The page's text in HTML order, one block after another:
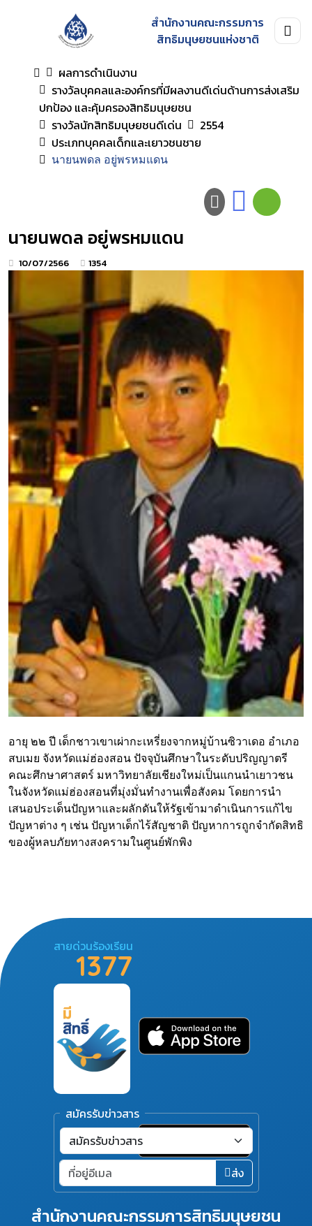
สำนักงานคณะกรรมการ
สิทธิมนุษยชนแห่งชาติ
ผลการดำเนินงาน
รางวัลบุคคลและองค์กรที่มีผลงานดีเด่นด้านการส่งเสริม
ปกป้อง และคุ้มครองสิทธิมนุษยชน
รางวัลนักสิทธิมนุษยชนดีเด่น
2554
ประเภทบุคคลเด็กและเยาวชนชาย
นายนพดล อยู่พรหมแดน
นายนพดล อยู่พรหมแดน
10/07/2566 1354
อายุ ๒๒ ปี เด็กชาวเขาเผ่ากะเหรี่ยงจากหมู่บ้านซิวาเดอ อำเภอ
สบเมย จังหวัดแม่ฮ่องสอน ปัจจุบันศึกษาในระดับปริญญาตรี
คณะศึกษาศาสตร์ มหาวิทยาลัยเชียงใหม่เป็นแกนนำเยาวชน
ในจังหวัดแม่ฮ่องสอนที่มุ่งมั่นทำงานเพื่อสังคม โดยการนำ
เสนอประเด็นปัญหาและผลักดันให้รัฐเข้ามาดำเนินการแก้ไข
ปัญหาต่าง ๆ เช่น ปัญหาเด็กไร้สัญชาติ ปัญหาการถูกจำกัดสิทธิ
ของผู้หลบภัยทางสงครามในศูนย์พักพิง
สำนักงานคณะกรรมการสิทธิมนุษยชน
สายด่วนร้องเรียน
1377
สมัครรับข่าวสาร
ส่ง